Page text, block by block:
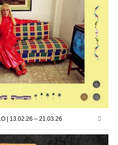
| 13.02.26 – 21.03.26